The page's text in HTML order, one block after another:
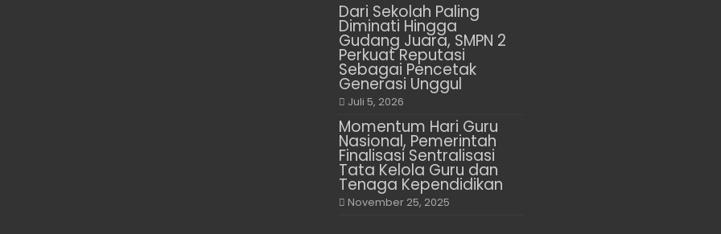
Dari Sekolah Paling
Diminati Hingga
Gudang Juara, SMPN 2
Perkuat Reputasi
Sebagai Pencetak
Generasi Unggul
Juli 5, 2026
Momentum Hari Guru
Nasional, Pemerintah
Finalisasi Sentralisasi
Tata Kelola Guru dan
Tenaga Kependidikan
November 25, 2025